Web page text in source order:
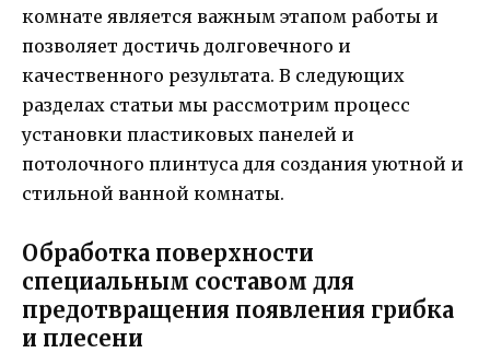
комнате является важным этапом работы и
позволяет достичь долговечного и
качественного результата. В следующих
разделах статьи мы рассмотрим процесс
установки пластиковых панелей и
потолочного плинтуса для создания уютной и
стильной ванной комнаты.
Обработка поверхности
специальным составом для
предотвращения появления грибка
и плесени